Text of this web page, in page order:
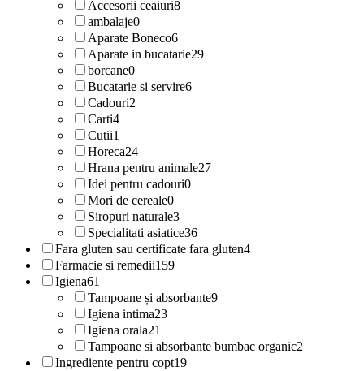
Accesorii ceaiuri8
ambalaje0
Aparate Boneco6
Aparate in bucatarie29
borcane0
Bucatarie si servire6
Cadouri2
Carti4
Cutii1
Horeca24
Hrana pentru animale27
Idei pentru cadouri0
Mori de cereale0
Siropuri naturale3
Specialitati asiatice36
Fara gluten sau certificate fara gluten4
Farmacie si remedii159
Igiena61
Tampoane și absorbante9
Igiena intima23
Igiena orala21
Tampoane si absorbante bumbac organic2
Ingrediente pentru copt19